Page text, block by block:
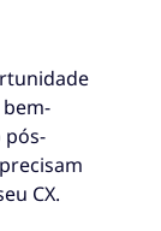
pós-
CX.